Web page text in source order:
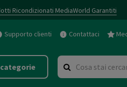
Ricondizionati MediaWorld Garantiti
Supporto clienti Contattaci